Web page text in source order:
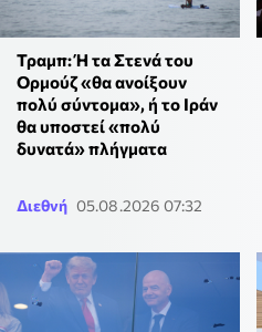
Τραμπ: Ή τα Στενά του
Ορμούζ «θα ανοίξουν
πολύ σύντομα», ή το Ιράν
θα υποστεί «πολύ
δυνατά» πλήγματα
Διεθνή 05.08.2026 07:32